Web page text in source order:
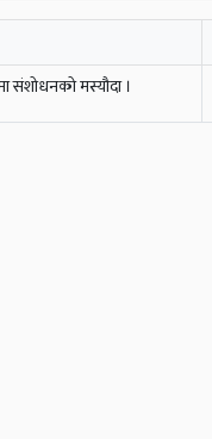
संशोधनको मस्यौदा ।